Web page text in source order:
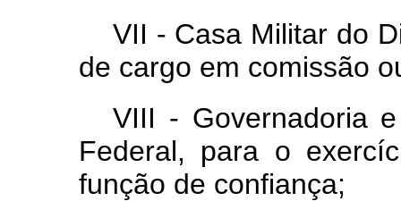
VII - Casa Militar do
de cargo em comissão
VIII - Governadoria
Federal, para o
função de confiança;